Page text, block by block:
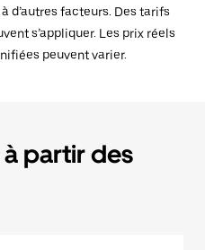
d’autres facteurs. Des tarifs
s’appliquer. Les prix réels
peuvent varier.
partir des